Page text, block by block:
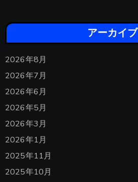
アーカイブ
2026年8月
2026年7月
2026年6月
2026年5月
2026年3月
2026年1月
2025年11月
2025年10月